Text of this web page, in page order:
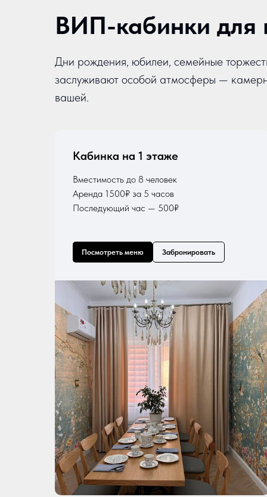
ВИП-кабинки для
Дни рождения, юбилеи, семейные
заслуживают особой атмосферы —
вашей.
Кабинка на 1 этаже
Вместимость до 8 человек
Аренда 1500₽ за 5 часов
Последующий час — 500₽
Посмотреть меню Забронировать